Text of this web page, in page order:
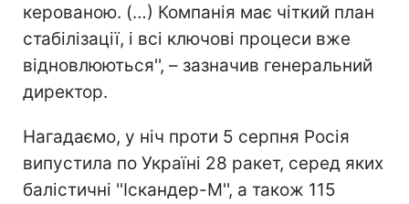
керованою. (…) Компанія має чіткий план
стабілізації, і всі ключові процеси вже
відновлюються'', – зазначив генеральний
директор.
Нагадаємо, у ніч проти 5 серпня Росія
випустила по Україні 28 ракет, серед яких
балістичні ''Іскандер-М'', а також 115